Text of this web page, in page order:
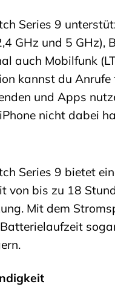
Series 9
GHz und 5 GHz),
auch Mobilfunk
kannst du Anrufe
und Apps
nicht dabei
Series 9 bietet
von bis zu 18
Mit dem